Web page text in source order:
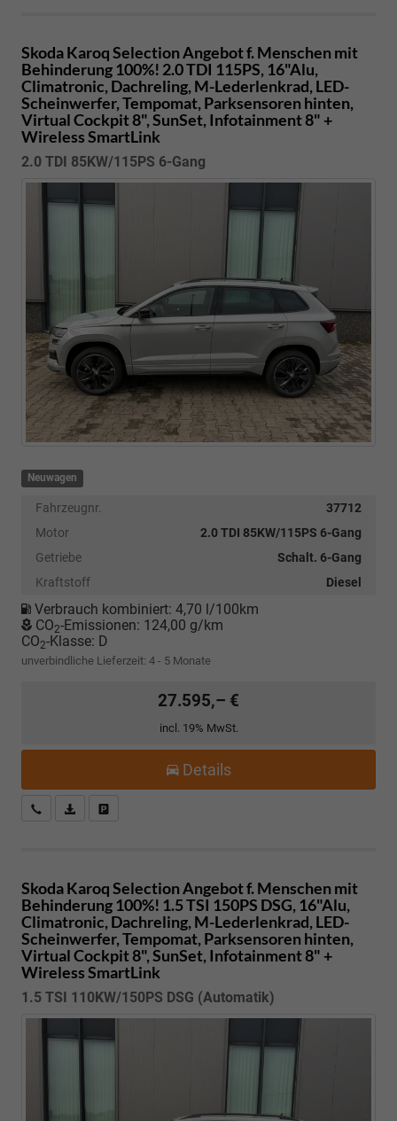
Skoda KaroqSelection Angebot f. Menschen mit
Behinderung 100%! 2.0 TDI 115PS, 16"Alu,
Climatronic, Dachreling, M-Lederlenkrad, LED-
Scheinwerfer, Tempomat, Parksensoren hinten,
Virtual Cockpit 8", SunSet, Infotainment 8" +
Wireless SmartLink
2.0 TDI 85KW/115PS 6-Gang
Neuwagen
Fahrzeugnr.
37712
Motor
2.0 TDI 85KW/115PS 6-Gang
Getriebe
Schalt. 6-Gang
Kraftstoff
Diesel
Verbrauch kombiniert: 4,70 l/100km
CO2-Emissionen: 124,00 g/km
CO2-Klasse: D
unverbindliche Lieferzeit: 4 - 5 Monate
27.595,– €
incl. 19% MwSt.
Details
Kostenloser Rückruf-Service
PDF-Datei, Fahrzeugexposé drucken
Skoda KaroqSelection Angebot f. Menschen mit
Behinderung 100%! 1.5 TSI 150PS DSG, 16"Alu,
Climatronic, Dachreling, M-Lederlenkrad, LED-
Scheinwerfer, Tempomat, Parksensoren hinten,
Virtual Cockpit 8", SunSet, Infotainment 8" +
Wireless SmartLink
1.5 TSI 110KW/150PS DSG (Automatik)